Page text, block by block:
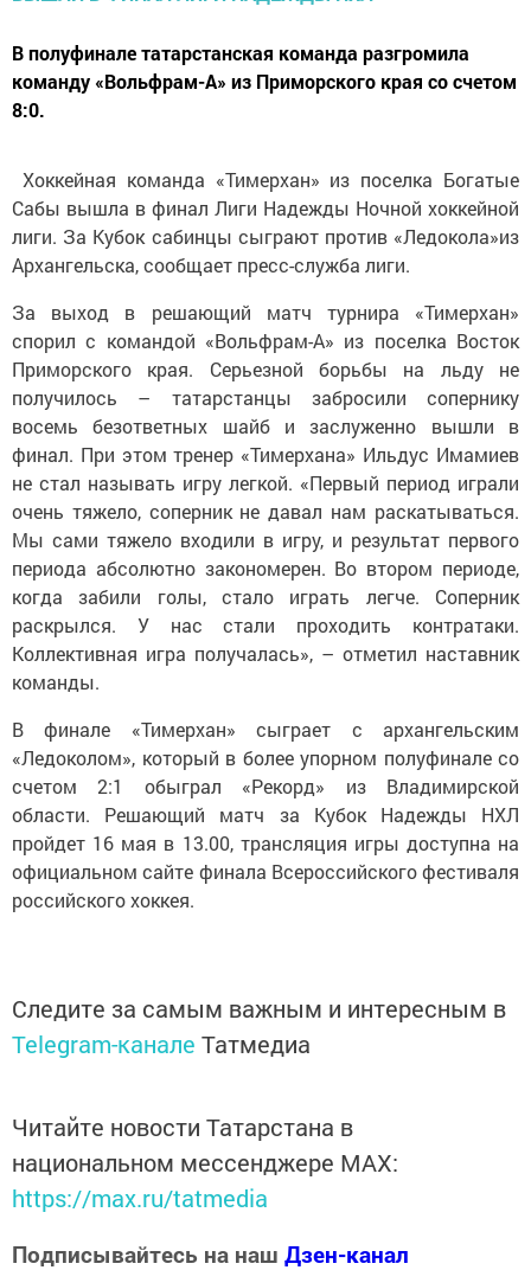
В полуфинале татарстанская команда разгромила
команду «Вольфрам-А» из Приморского края со счетом
8:0.
Хоккейная команда «Тимерхан» из поселка Богатые
Сабы вышла в финал Лиги Надежды Ночной хоккейной
лиги. За Кубок сабинцы сыграют против «Ледокола»из
Архангельска, сообщает пресс-служба лиги.
За выход в решающий матч турнира «Тимерхан»
спорил с командой «Вольфрам-А» из поселка Восток
Приморского края. Серьезной борьбы на льду не
получилось – татарстанцы забросили сопернику
восемь безответных шайб и заслуженно вышли в
финал. При этом тренер «Тимерхана» Ильдус Имамиев
не стал называть игру легкой. «Первый период играли
очень тяжело, соперник не давал нам раскатываться.
Мы сами тяжело входили в игру, и результат первого
периода абсолютно закономерен. Во втором периоде,
когда забили голы, стало играть легче. Соперник
раскрылся. У нас стали проходить контратаки.
Коллективная игра получалась», – отметил наставник
команды.
В финале «Тимерхан» сыграет с архангельским
«Ледоколом», который в более упорном полуфинале со
счетом 2:1 обыграл «Рекорд» из Владимирской
области. Решающий матч за Кубок Надежды НХЛ
пройдет 16 мая в 13.00, трансляция игры доступна на
официальном сайте финала Всероссийского фестиваля
российского хоккея.
Следите за самым важным и интересным в
Telegram-канале Татмедиа
Читайте новости Татарстана в
национальном мессенджере MАХ:
https://max.ru/tatmedia
Подписывайтесь на наш Дзен-канал